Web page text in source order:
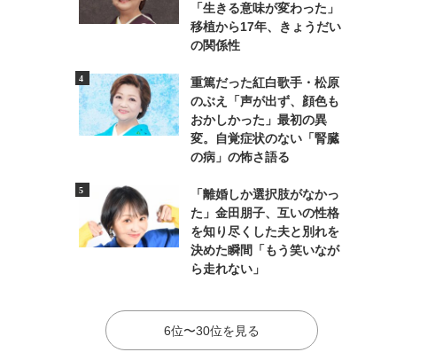
「生きる意味が変わった」
移植から17年、きょうだい
の関係性
重篤だった紅白歌手・松原
のぶえ「声が出ず、顔色も
おかしかった」最初の異
変。自覚症状のない「腎臓
の病」の怖さ語る
「離婚しか選択肢がなかっ
た」金田朋子、互いの性格
を知り尽くした夫と別れを
決めた瞬間「もう笑いなが
ら走れない」
6位〜30位を見る